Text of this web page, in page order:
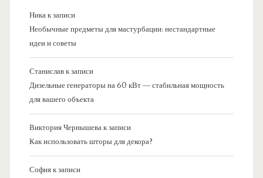
Никак записи
Необычные предметы для мастурбации: нестандартные
идеи и советы
Станиславк записи
Дизельные генераторы на 60 кВт — стабильная мощность
для вашего объекта
Виктория Чернышевак записи
Как использовать шторы для декора?
Софияк записи